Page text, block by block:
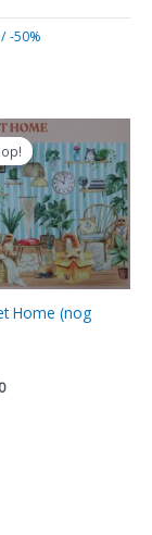
-50%
Home (nog
Huidige
prijs
is:
€12,50.